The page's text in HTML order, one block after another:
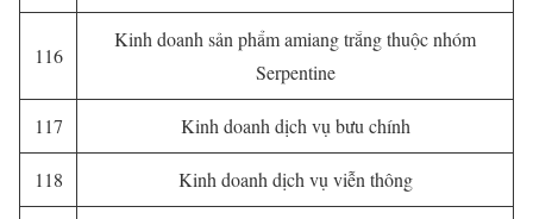
116
Kinh doanh sản phẩm amiang trắng thuộc nhóm
Serpentine
117 Kinh doanh dịch vụ bưu chính
118 Kinh doanh dịch vụ viễn thông